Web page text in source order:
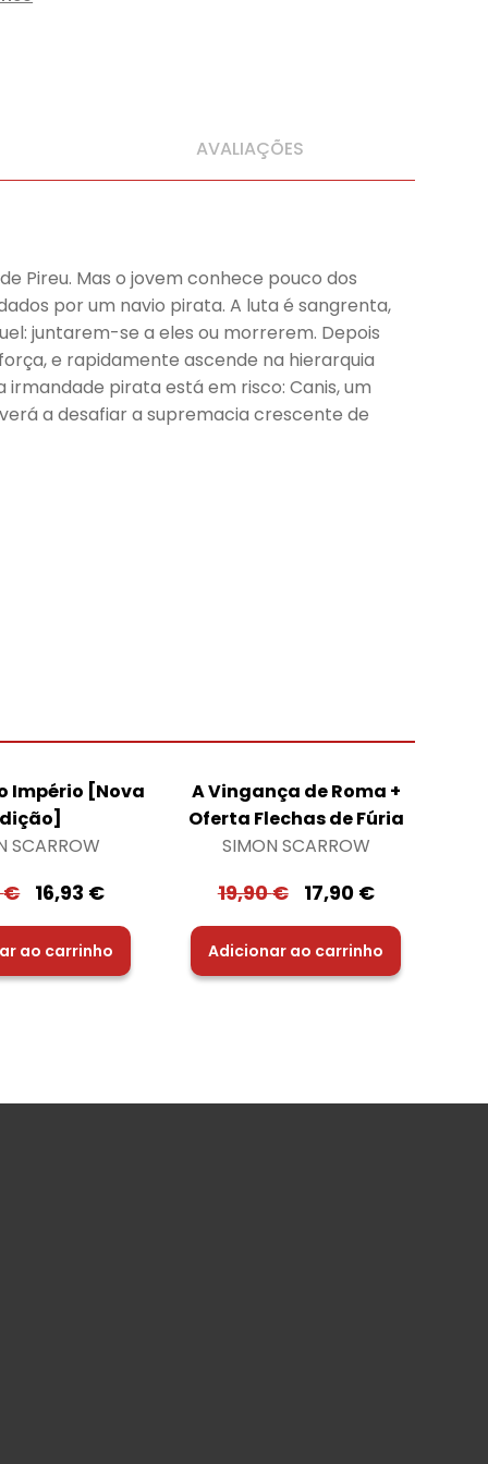
AVALIAÇÕES
Pireu. Mas o jovem conhece pouco dos
por um navio pirata. A luta é sangrenta,
juntarem-se a eles ou morrerem. Depois
e rapidamente ascende na hierarquia
pirata está em risco: Canis, um
a desafiar a supremacia crescente de
Império [Nova
SCARROW
€ 16,93 €
ao carrinho
A Vingança de Roma +
Oferta Flechas de Fúria
SIMON SCARROW
19,90€ 17,90 €
Adicionar ao carrinho